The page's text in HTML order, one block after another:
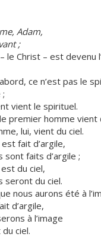
Adam,
;
le Christ – est devenu
ce n’est pas le
vient le spirituel.
premier homme vient
lui, vient du ciel.
fait d’argile,
sont faits d’argile ;
du ciel,
seront du ciel.
nous aurons été à
d’argile,
à l’image
ciel.